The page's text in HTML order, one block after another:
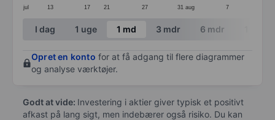
jul 13 17 21 27 31 aug 7
End of interactive chart.
I dag 1 uge 1 md 3 mdr 6 mdr
Opret en konto for at få adgang til flere diagrammer
og analyse værktøjer.
Godt at vide: Investering i aktier giver typisk et positivt
afkast på lang sigt, men indebærer også risiko. Du kan